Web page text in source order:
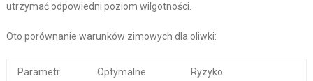
utrzymać odpowiedni poziom wilgotności.
Oto porównanie warunków zimowych dla oliwki:
Parametr
Optymalne
Ryzyko